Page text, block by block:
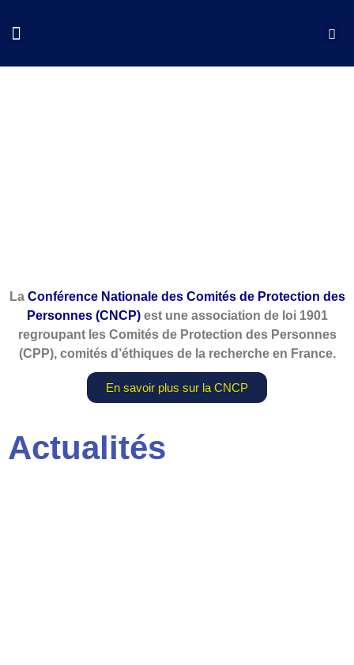
LaConférence Nationale des Comités de Protection des
Personnes (CNCP)est une association de loi 1901
regroupant les Comités de Protection des Personnes
(CPP), comités d’éthiques de la recherche en France.
En savoir plus sur la CNCP
Actualités